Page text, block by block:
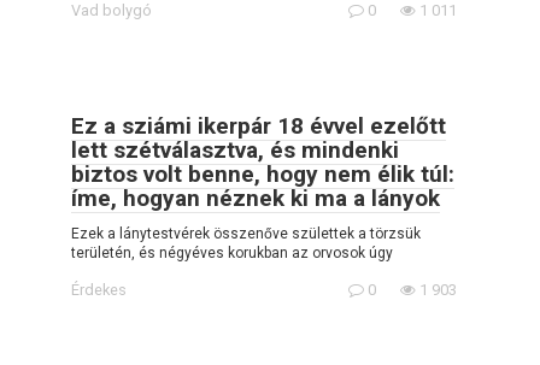
Vad bolygó 0 1 011
Ez a sziámi ikerpár 18 évvel ezelőtt
lett szétválasztva, és mindenki
biztos volt benne, hogy nem élik túl:
íme, hogyan néznek ki ma a lányok
Ezek a lánytestvérek összenőve születtek a törzsük
területén, és négyéves korukban az orvosok úgy
Érdekes 0 1 903